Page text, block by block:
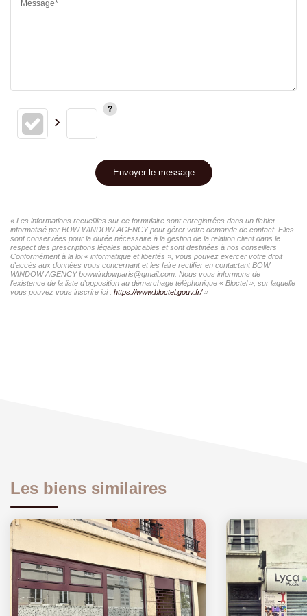
Message*
Envoyer le message
« Les informations recueillies sur ce formulaire sont enregistrées dans un fichier
informatisé par BOW WINDOW AGENCY pour gérer votre demande de contact. Elles
sont conservées pour la durée nécessaire à la gestion de la relation client dans le
respect des prescriptions légales applicables et sont destinées à nos conseillers
Conformément à la loi « informatique et libertés », vous pouvez exercer votre droit
d'accès aux données vous concernant et les faire rectifier en contactant BOW
WINDOW AGENCY bowwindowparis@gmail.com. Nous vous informons de
l'existence de la liste d'opposition au démarchage téléphonique « Bloctel », sur laquelle
vous pouvez vous inscrire ici : https://www.bloctel.gouv.fr/»
Les biens similaires